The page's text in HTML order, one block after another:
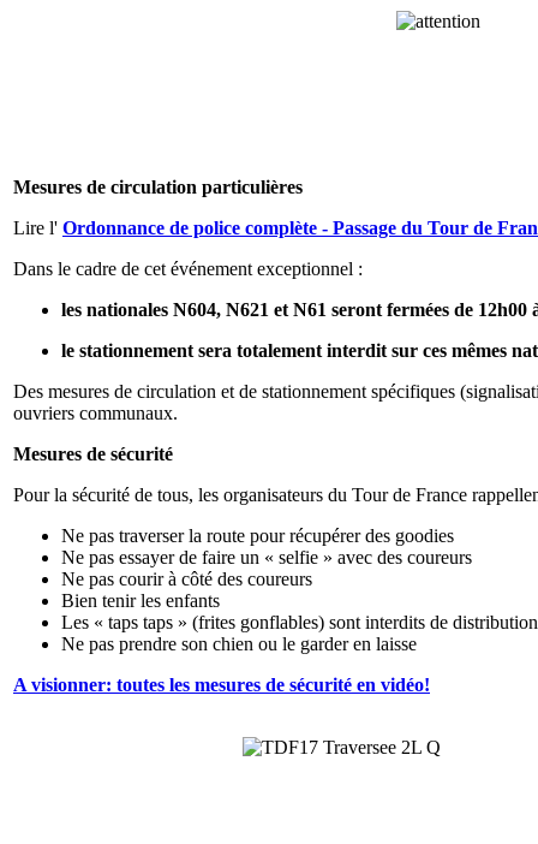
Mesures de circulation particulières
Lire l' Ordonnance de police complète - Passage du Tour de
Dans le cadre de cet événement exceptionnel :
les nationales N604, N621 et N61 seront fermées de 12h00
le stationnement sera totalement interdit sur ces mêmes
Des mesures de circulation et de stationnement spécifiques
ouvriers communaux.
Mesures de sécurité
Pour la sécurité de tous, les organisateurs du Tour de France
Ne pas traverser la route pour récupérer des goodies
Ne pas essayer de faire un « selfie » avec des coureurs
Ne pas courir à côté des coureurs
Bien tenir les enfants
Les « taps taps » (frites gonflables) sont interdits de
Ne pas prendre son chien ou le garder en laisse
A visionner: toutes les mesures de sécurité en vidéo!